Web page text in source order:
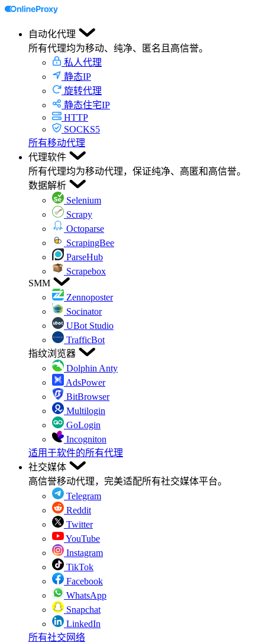
自动化代理
所有代理均为移动、纯净、匿名且高信誉。
私人代理
静态IP
旋转代理
静态住宅IP
HTTP
SOCKS5
所有移动代理
代理软件
所有代理均为移动代理，保证纯净、高匿和高信誉。
数据解析
Selenium
Scrapy
Octoparse
ScrapingBee
ParseHub
Scrapebox
SMM
Zennoposter
Socinator
UBot Studio
TrafficBot
指纹浏览器
Dolphin Anty
AdsPower
BitBrowser
Multilogin
GoLogin
Incogniton
适用于软件的所有代理
社交媒体
高信誉移动代理，完美适配所有社交媒体平台。
Telegram
Reddit
Twitter
YouTube
Instagram
TikTok
Facebook
WhatsApp
Snapchat
LinkedIn
所有社交网络